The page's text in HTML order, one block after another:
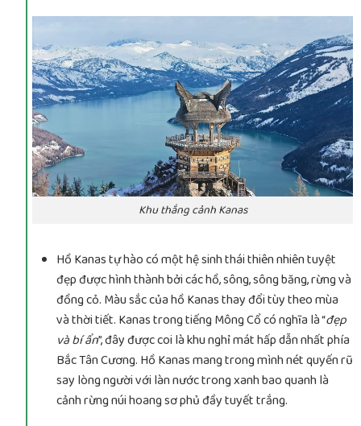
Khu thắng cảnh Kanas
Hồ Kanas tự hào có một hệ sinh thái thiên nhiên tuyệt
đẹp được hình thành bởi các hồ, sông, sông băng, rừng và
đồng cỏ. Màu sắc của hồ Kanas thay đổi tùy theo mùa
và thời tiết. Kanas trong tiếng Mông Cổ có nghĩa là “đẹp
và bí ẩn”, đây được coi là khu nghỉ mát hấp dẫn nhất phía
Bắc Tân Cương. Hồ Kanas mang trong mình nét quyến rũ
say lòng người với làn nước trong xanh bao quanh là
cảnh rừng núi hoang sơ phủ đầy tuyết trắng.